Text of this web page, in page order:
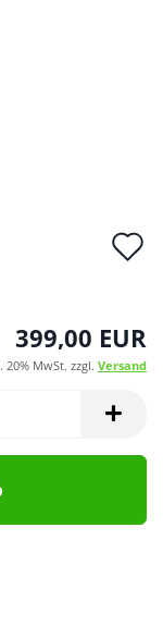
399,00 EUR
20% MwSt. zzgl. Versand